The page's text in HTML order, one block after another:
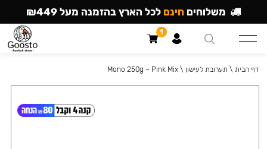
דף הבית \ תערובת לעישון \
Mono 250g – Pink Mix
משלוחים חינם לכל הארץ בהזמנה מעל ₪449
1